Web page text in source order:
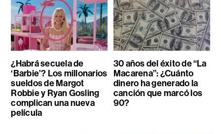
¿Habrá secuela de
‘Barbie’? Los millonarios
sueldos de Margot
Robbie y Ryan Gosling
complican una nueva
película
30 años del éxito de “La
Macarena”: ¿Cuánto
dinero ha generado la
canción que marcó los
90?